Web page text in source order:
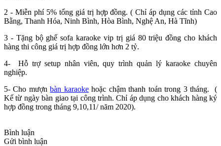
2 - Miễn phí 5% tổng giá trị hợp đồng. ( Chỉ áp dụng các tỉnh Cao
Bằng, Thanh Hóa, Ninh Bình, Hòa Bình, Nghệ An, Hà Tĩnh)
3 - Tặng bộ ghế sofa karaoke vip trị giá 80 triệu đồng cho khách
hàng thi công giá trị hợp đồng lớn hơn 2 tỷ.
4- Hỗ trợ setup nhân viên, quy trình quản lý karaoke chuyên
nghiệp.
5- Cho mượnbàn karaokehoặc chậm thanh toán trong 3 tháng. (
Kể từ ngày bàn giao tại công trình. Chỉ áp dụng cho khách hàng ký
hợp đồng trong tháng 9,10,11/ năm 2020).
Bình luận
Gửi bình luận